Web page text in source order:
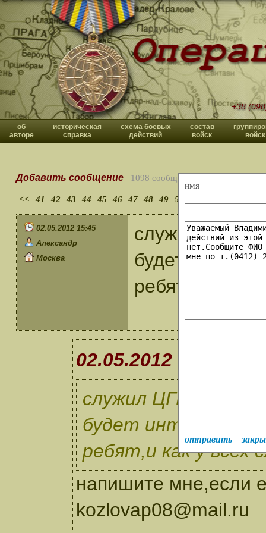
+38
об
авторе
историческая
справка
схема боевых
действий
состав
войск
войск
имя
отправить
Добавить сообщение 1098 сообщений
<< 41 42 43 44 45 46 47 48 49 50
02.05.2012 15:45
Александр
Москва
служил ЦГВ
будет
ребят,и как у
02.05.2012 15:49
служил ЦГВ
будет интересно
ребят,и как у всех
напишите мне,если
kozlovap08@mail.ru